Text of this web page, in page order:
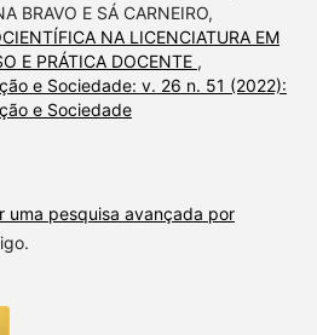
BRAVO E SÁ CARNEIRO,
NA LICENCIATURA EM
E PRÁTICA DOCENTE ,
e Sociedade: v. 26 n. 51 (2022):
e Sociedade
uma pesquisa avançada por